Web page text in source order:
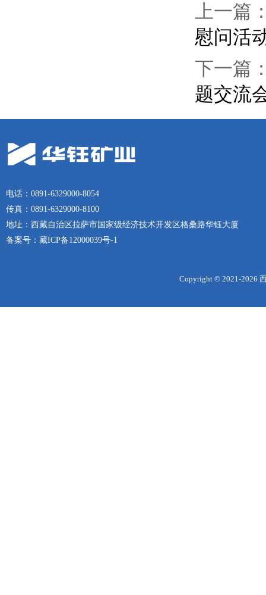
上一篇
慰问活
下一篇
题交流
电话：0891-6329000-8054
传真：0891-6329000-8100
地址：西藏自治区拉萨市国家级经济技术开发区格桑路华钰大厦
备案号： 藏ICP备12000039号-1
Copyright © 2021-2026